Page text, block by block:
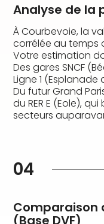
Analyse de la
À Courbevoie, la
corrélée au temps
Votre estimation
Des gares SNCF
Ligne 1 (Esplanade
Du futur Grand
du RER E (Eole),
secteurs
04
Comparaison
(Base DVF)